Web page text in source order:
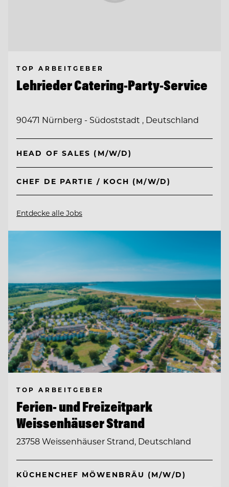
TOP ARBEITGEBER
Lehrieder Catering-Party-Service
90471 Nürnberg - Südoststadt , Deutschland
HEAD OF SALES (M/W/D)
CHEF DE PARTIE / KOCH (M/W/D)
Entdecke alle Jobs
TOP ARBEITGEBER
Ferien- und Freizeitpark
Weissenhäuser Strand
23758 Weissenhäuser Strand, Deutschland
KÜCHENCHEF MÖWENBRÄU (M/W/D)